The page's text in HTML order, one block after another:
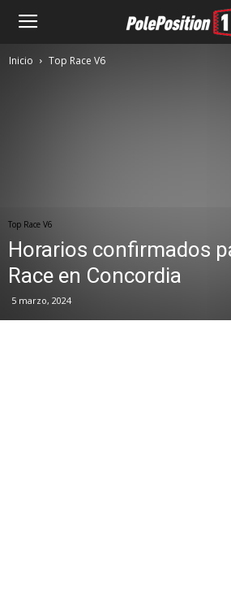
Inicio Top Race V6
Top Race V6
Horarios confirmados
Race en Concordia
5 marzo, 2024